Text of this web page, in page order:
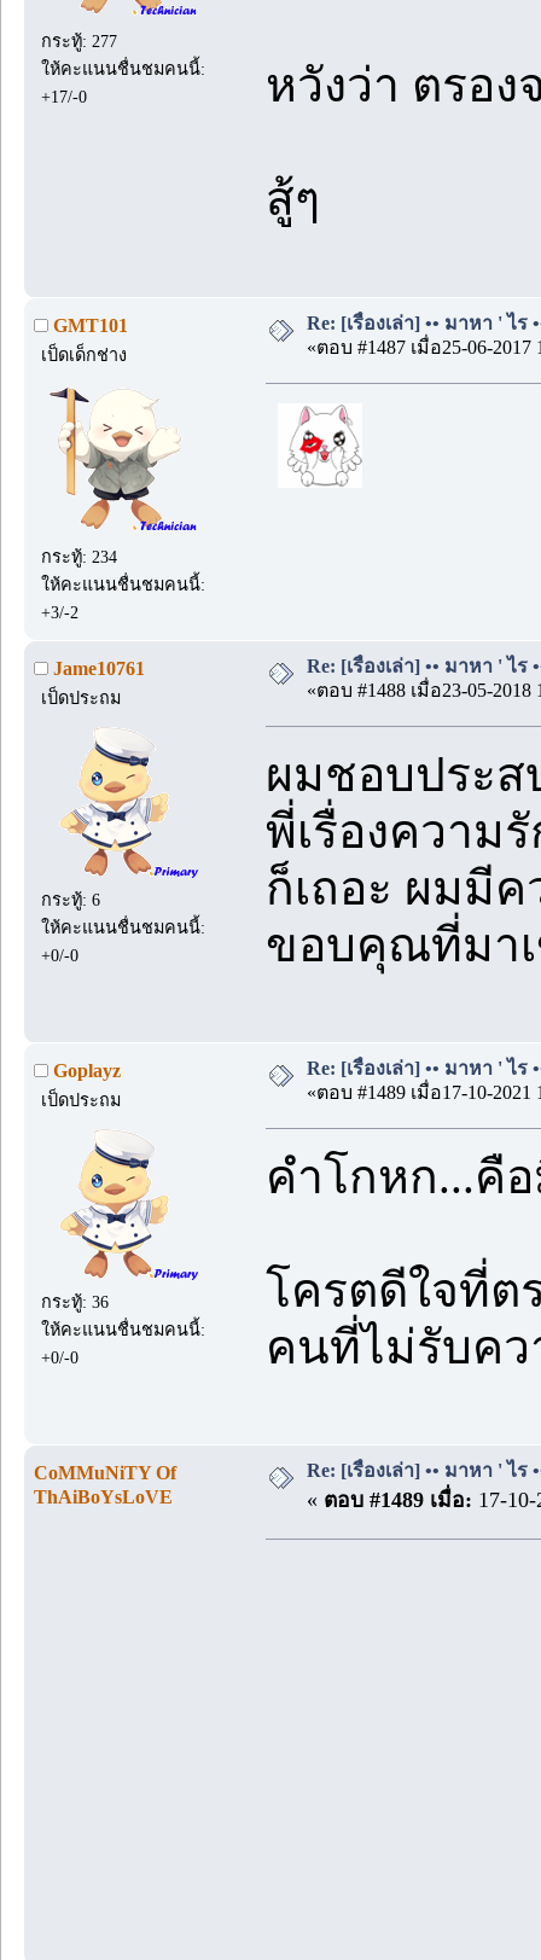
กระทู้: 277
ให้คะแนนชื่นชมคนนี้:
+17/-0
หวังว่า ตรอ
สู้ๆ
GMT101
เป็ดเด็กช่าง
กระทู้: 234
ให้คะแนนชื่นชมคนนี้:
+3/-2
Re: [เรื่องเล่า] •• มาหา ' ไร
«ตอบ #1487 เมื่อ25-06-2017
Jame10761
เป็ดประถม
กระทู้: 6
ให้คะแนนชื่นชมคนนี้:
+0/-0
Re: [เรื่องเล่า] •• มาหา ' ไร
«ตอบ #1488 เมื่อ23-05-2018
ผมชอบประส
พี่เรื่องความ
ก็เถอะ ผมมี
ขอบคุณที่มา
Goplayz
เป็ดประถม
กระทู้: 36
ให้คะแนนชื่นชมคนนี้:
+0/-0
Re: [เรื่องเล่า] •• มาหา ' ไร
«ตอบ #1489 เมื่อ17-10-2021
คำโกหก...คื
โครตดีใจที่ต
คนที่ไม่รับคว
CoMMuNiTY Of
ThAiBoYsLoVE
Re: [เรื่องเล่า] •• มาหา ' ไร
« ตอบ #1489 เมื่อ: 17-